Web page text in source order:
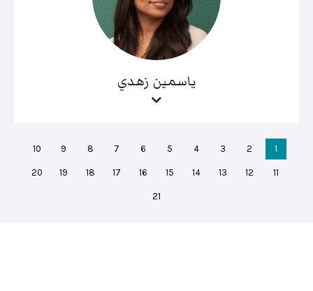
ياسمين زهدي
1
2
3
4
5
6
7
8
9
10
11
12
13
14
15
16
17
18
19
20
21